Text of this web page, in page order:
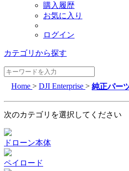
購入履歴
お気に入り
ログイン
カテゴリから探す
Home > DJI Enterprise > 純正パー
次のカテゴリを選択してください
ドローン本体
ペイロード